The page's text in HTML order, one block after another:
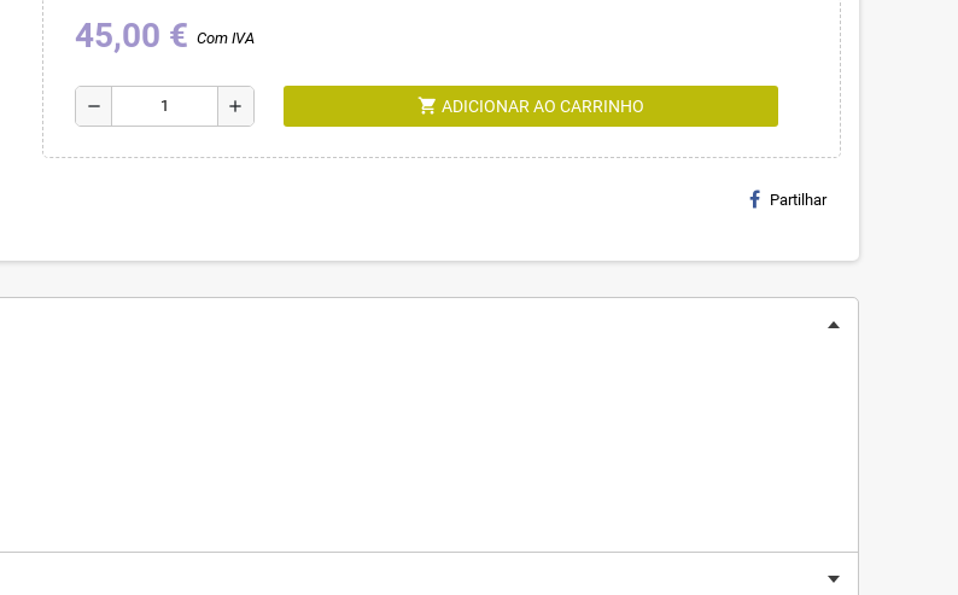
45,00 € Com IVA
remove add shopping_cart ADICIONAR AO CARRINHO
Partilhar